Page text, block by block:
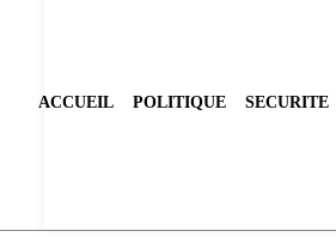
ACCUEIL POLITIQUE SECURITE